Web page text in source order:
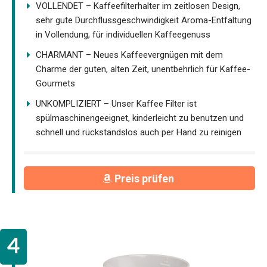
VOLLENDET – Kaffeefilterhalter im zeitlosen Design,
sehr gute Durchflussgeschwindigkeit Aroma-Entfaltung
in Vollendung, für individuellen Kaffeegenuss
CHARMANT – Neues Kaffeevergnügen mit dem
Charme der guten, alten Zeit, unentbehrlich für Kaffee-
Gourmets
UNKOMPLIZIERT – Unser Kaffee Filter ist
spülmaschinengeeignet, kinderleicht zu benutzen und
schnell und rückstandslos auch per Hand zu reinigen
Preis prüfen